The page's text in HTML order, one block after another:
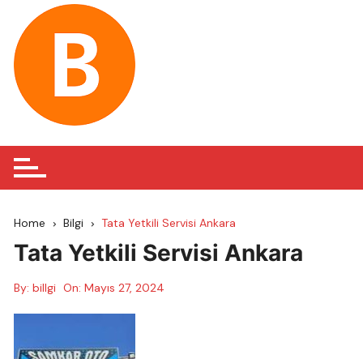
content
Home Bilgi Tata Yetkili Servisi Ankara
Tata Yetkili Servisi Ankara
By: billgi On:Mayıs 27, 2024